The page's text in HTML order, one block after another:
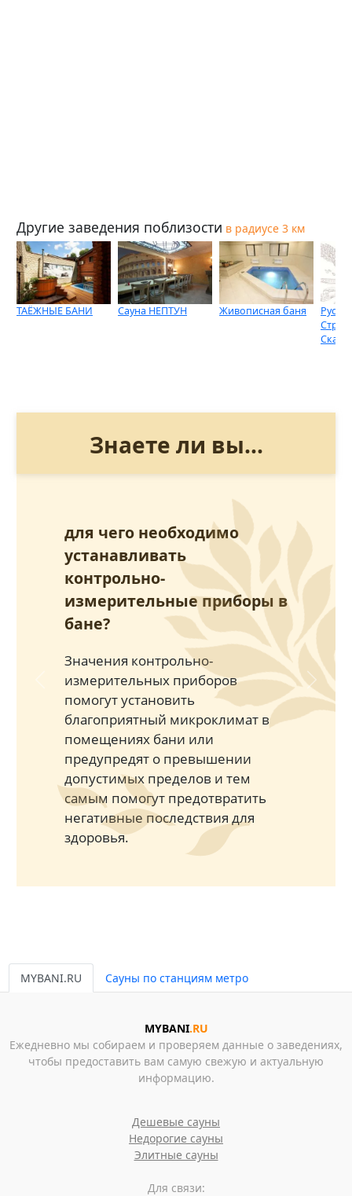
Другие заведения поблизости в радиусе 3 км
ТАЁЖНЫЕ БАНИ Сауна НЕПТУН Живописная баня
Знаете ли вы...
для чего необходимо
устанавливать
контрольно-
измерительные приборы в
бане?
Значения контрольно-
измерительных приборов
помогут установить
благоприятный микроклимат в
помещениях бани или
предупредят о превышении
допустимых пределов и тем
самым помогут предотвратить
негативные последствия для
здоровья.
Previous Next
MYBANI.RU Сауны по станциям метро
MYBANI.RU
Ежедневно мы собираем и проверяем данные о заведениях,
чтобы предоставить вам самую свежую и актуальную
информацию.
Дешевые сауны
Недорогие сауны
Элитные сауны
Для связи: